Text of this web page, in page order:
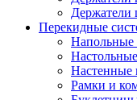
Держатели
Перекидные
Напольные
Настенные
Рамки и